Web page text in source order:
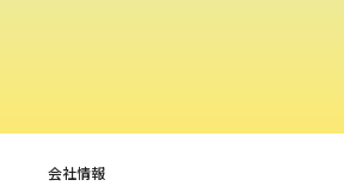
会社情報